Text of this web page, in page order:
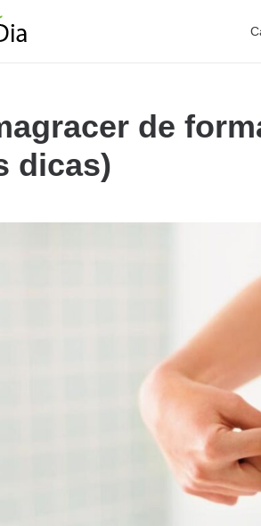
de
dicas)